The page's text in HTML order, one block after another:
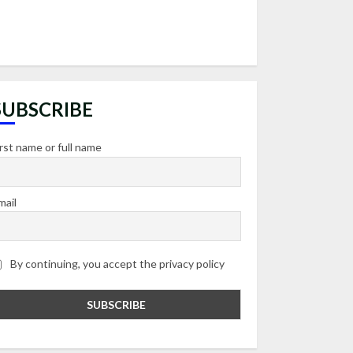
name or full name
By continuing, you accept the privacy policy